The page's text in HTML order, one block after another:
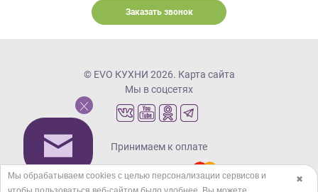
Заказать звонок
© EVO КУХНИ 2026. Карта сайта
Мы в соцсетях
Принимаем к оплате
✖
Мы обрабатываем cookies с целью персонализации сервисов и